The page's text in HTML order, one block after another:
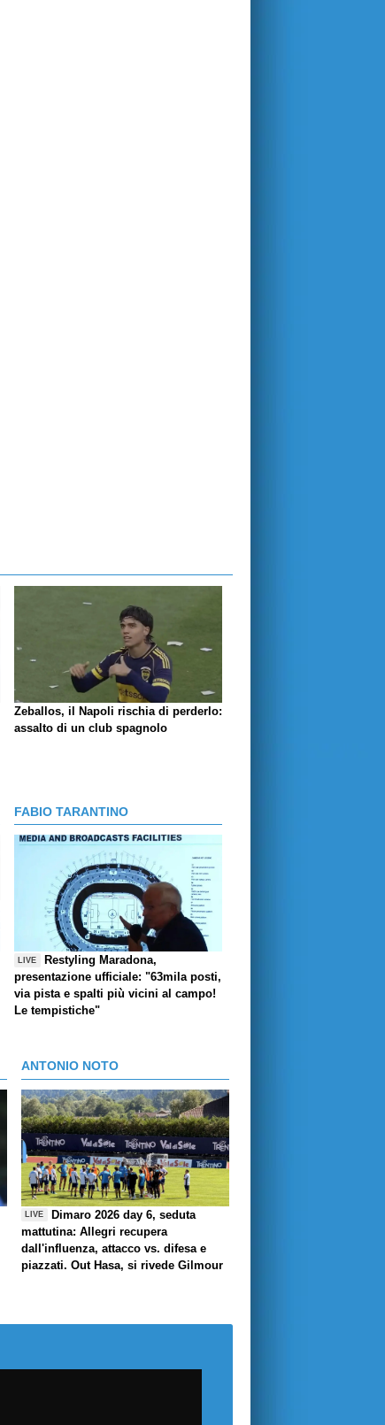
Zeballos, il Napoli rischia di perderlo:
assalto di un club spagnolo
FABIO TARANTINO
LIVE
Restyling Maradona,
presentazione ufficiale: "63mila posti,
via pista e spalti più vicini al campo!
Le tempistiche"
ANTONIO NOTO
LIVE
Dimaro 2026 day 6, seduta
mattutina: Allegri recupera
dall'influenza, attacco vs. difesa e
piazzati. Out Hasa, si rivede Gilmour